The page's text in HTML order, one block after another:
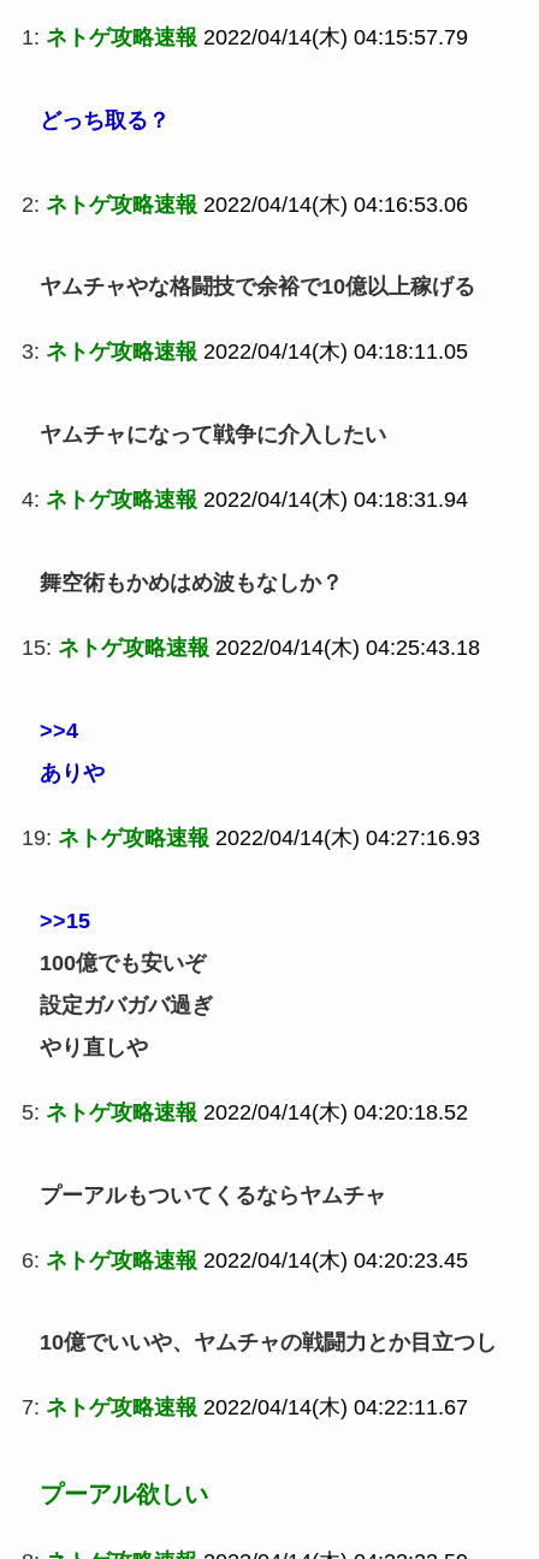
1: ネトゲ攻略速報 2022/04/14(木) 04:15:57.79
どっち取る？
2: ネトゲ攻略速報 2022/04/14(木) 04:16:53.06
ヤムチャやな格闘技で余裕で10億以上稼げる
3: ネトゲ攻略速報 2022/04/14(木) 04:18:11.05
ヤムチャになって戦争に介入したい
4: ネトゲ攻略速報 2022/04/14(木) 04:18:31.94
舞空術もかめはめ波もなしか？
15: ネトゲ攻略速報 2022/04/14(木) 04:25:43.18
>>4
ありや
19: ネトゲ攻略速報 2022/04/14(木) 04:27:16.93
>>15
100億でも安いぞ
設定ガバガバ過ぎ
やり直しや
5: ネトゲ攻略速報 2022/04/14(木) 04:20:18.52
プーアルもついてくるならヤムチャ
6: ネトゲ攻略速報 2022/04/14(木) 04:20:23.45
10億でいいや、ヤムチャの戦闘力とか目立つし
7: ネトゲ攻略速報 2022/04/14(木) 04:22:11.67
プーアル欲しい